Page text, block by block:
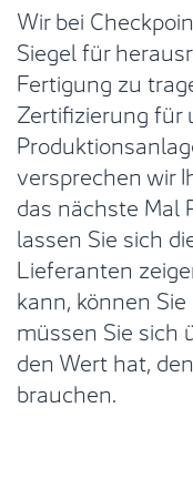
Wir bei
Siegel für
Fertigung zu
Zertifizierung für
versprechen wir
das nächste Mal
lassen Sie sich
Lieferanten
kann, können
müssen Sie sich
den Wert hat,
brauchen.